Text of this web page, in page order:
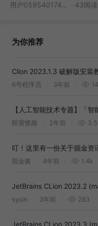
用户05954017446 · 43阅读
为你推荐
Clion 2023.1.3 破解版安装
6号程序员 3年前
【人工智能技术专题】「
提升软件开发效率与质量调
暝霄愫殇 2年前
叮！这里有一份关于掘金资
掘金酱 4年前 1.4k
JetBrains CLion 2023.2
跨平台 IDE
sysin 3年前 283